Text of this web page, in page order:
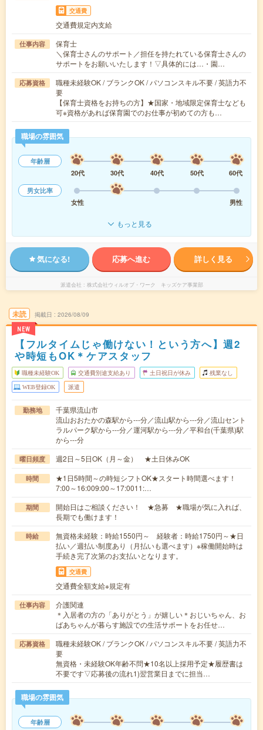
交通費
交通費規定内支給
仕事内容
保育士
＼保育士さんのサポート／担任を持たれている保育士さんの
サポートをお願いいたします！▽具体的には…・園…
応募資格
職種未経験OK / ブランクOK / パソコンスキル不要 / 英語力不
要
【保育士資格をお持ちの方】★国家・地域限定保育士なども
可※資格があれば保育園でのお仕事が初めての方も…
職場の雰囲気
年齢層
20代
30代 40代 50代
60代
男女比率
女性
男性
もっと見る
気になる! 応募へ進む 詳しく見る
派遣会社 株式会社ウィルオブ・ワーク キッズケア事業部
未読
NEW
掲載日 2026/08/09
【フルタイムじゃ働けない！という方へ】週2
や時短もOK＊ケアスタッフ
職種未経験OK 交通費別途支給あり 土日祝日が休み 残業なし
WEB登録OK 派遣
勤務地
千葉県流山市
流山おおたかの森駅から---分／流山駅から---分／流山セント
ラルパーク駅から---分／運河駅から---分／平和台(千葉県)駅
から---分
曜日頻度 週2日～5日OK（月～金） ★土日休みOK
時間
★1日5時間～の時短シフトOK★スタート時間選べます！
7:00～16:009:00～17:0011:…
期間
開始日はご相談ください！ ★急募 ★職場が気に入れば、
長期でも働けます！
時給
無資格未経験：時給1550円～ 経験者：時給1750円～★日
払い／週払い制度あり（月払いも選べます）※稼働開始時は
手続き完了次第のお支払いとなります。
交通費
交通費全額支給※規定有
仕事内容
介護関連
＊入居者の方の「ありがとう」が嬉しい＊おじいちゃん、お
ばあちゃんが暮らす施設での生活サポートをお任せ…
応募資格
職種未経験OK / ブランクOK / パソコンスキル不要 / 英語力不
要
無資格・未経験OK年齢不問★10名以上採用予定★履歴書は
不要です▽応募後の流れ1)翌営業日までに担当…
職場の雰囲気
年齢層